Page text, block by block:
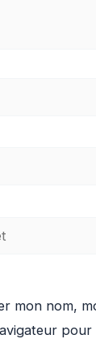
mon nom,